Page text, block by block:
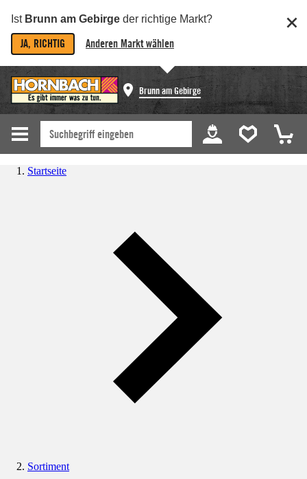
Ist Brunn am Gebirge der richtige Markt?
JA, RICHTIG Anderen Markt wählen
Brunn am Gebirge
Startseite
Sortiment